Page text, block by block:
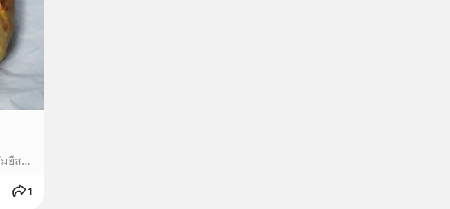
ขนมปังไส้ไก่ใส่ชีสสูตรไม่นวดส่วนผสมขนมปังแป้งขนมปัง 250 กรัมยีสต์ 1 ช้อนชาเกลือ 1 ช้อนชาน้ำตาลทราย 1 ช้อนโต๊ะนมสดเย็น 200 mlไข่ไก่ 1 ฟองน้ำมันมะกอก 1 ช้อนโต๊...
1